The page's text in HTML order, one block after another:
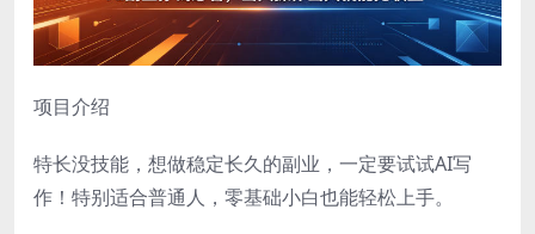
项目介绍
特长没技能，想做稳定长久的副业，一定要试试AI写
作！特别适合普通人，零基础小白也能轻松上手。